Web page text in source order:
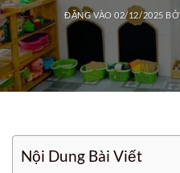
ĐĂNG VÀO02/12/2025
Nội Dung Bài Viết